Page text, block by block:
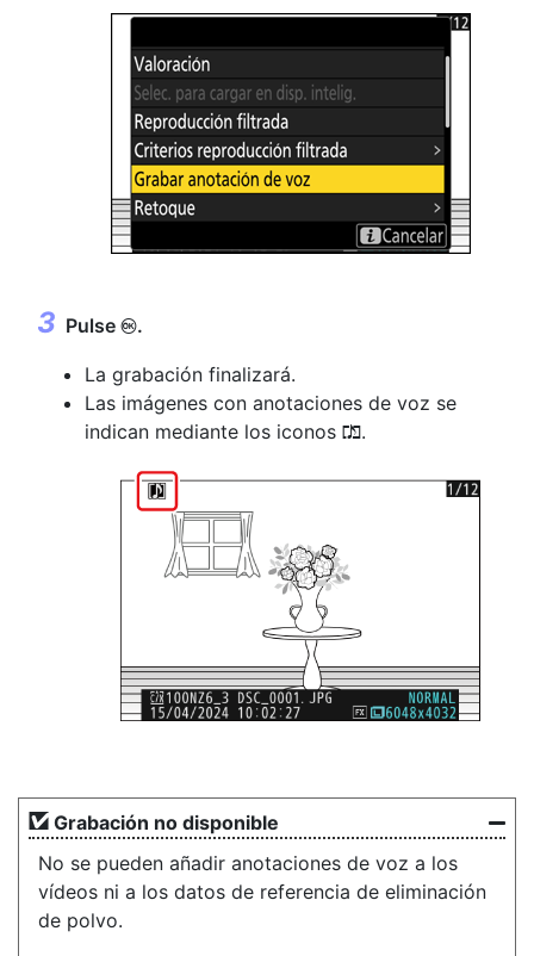
Pulse J.
La grabación finalizará.
Las imágenes con anotaciones de voz se
indican mediante los iconos h.
Grabación no disponible
No se pueden añadir anotaciones de voz a los
vídeos ni a los datos de referencia de eliminación
de polvo.